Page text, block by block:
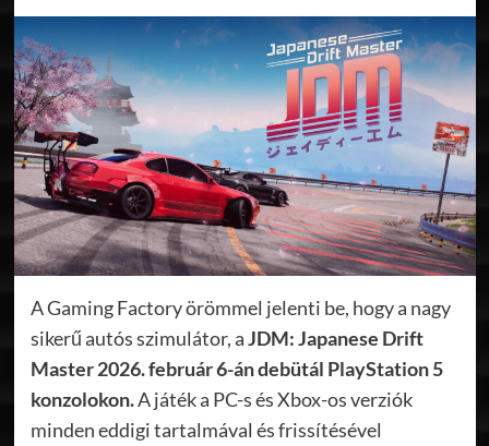
A Gaming Factory örömmel jelenti be, hogy a nagy
sikerű autós szimulátor, aJDM: Japanese Drift
Master 2026. február 6-án debütál PlayStation 5
konzolokon.A játék a PC-s és Xbox-os verziók
minden eddigi tartalmával és frissítésével